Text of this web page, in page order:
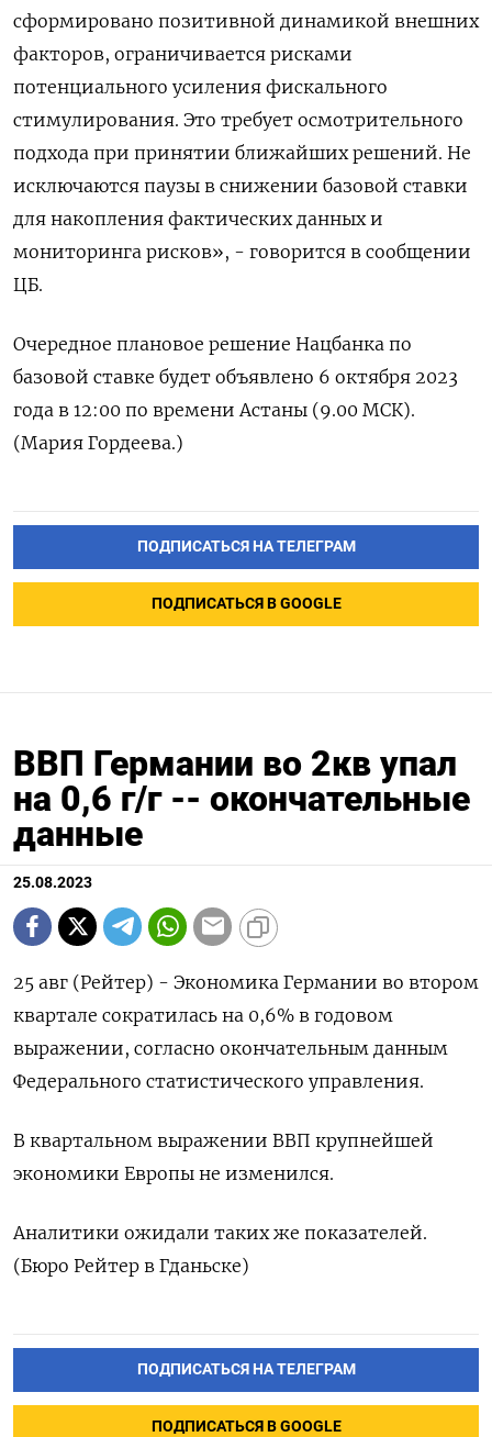
сформировано позитивной динамикой внешних
факторов, ограничивается рисками
потенциального усиления фискального
стимулирования. Это требует осмотрительного
подхода при принятии ближайших решений. Не
исключаются паузы в снижении базовой ставки
для накопления фактических данных и
мониторинга рисков», - говорится в сообщении
ЦБ.
Очередное плановое решение Нацбанка по
базовой ставке будет объявлено 6 октября 2023
года в 12:00 по времени Астаны (9.00 МСК).
(Мария Гордеева.)
ПОДПИСАТЬСЯ НА ТЕЛЕГРАМ
ПОДПИСАТЬСЯ В GOOGLE
ВВП Германии во 2кв упал
на 0,6 г/г -- окончательные
данные
25.08.2023
25 авг (Рейтер) - Экономика Германии во втором
квартале сократилась на 0,6% в годовом
выражении, согласно окончательным данным
Федерального статистического управления.
В квартальном выражении ВВП крупнейшей
экономики Европы не изменился.
Аналитики ожидали таких же показателей.
(Бюро Рейтер в Гданьске)
ПОДПИСАТЬСЯ НА ТЕЛЕГРАМ
ПОДПИСАТЬСЯ В GOOGLE